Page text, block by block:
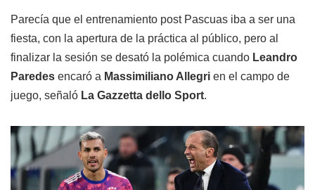
Parecía que el entrenamiento post Pascuas iba a ser una
fiesta, con la apertura de la práctica al público, pero al
finalizar la sesión se desató la polémica cuando Leandro
Paredes encaró a Massimiliano Allegri en el campo de
juego, señaló La Gazzetta dello Sport.